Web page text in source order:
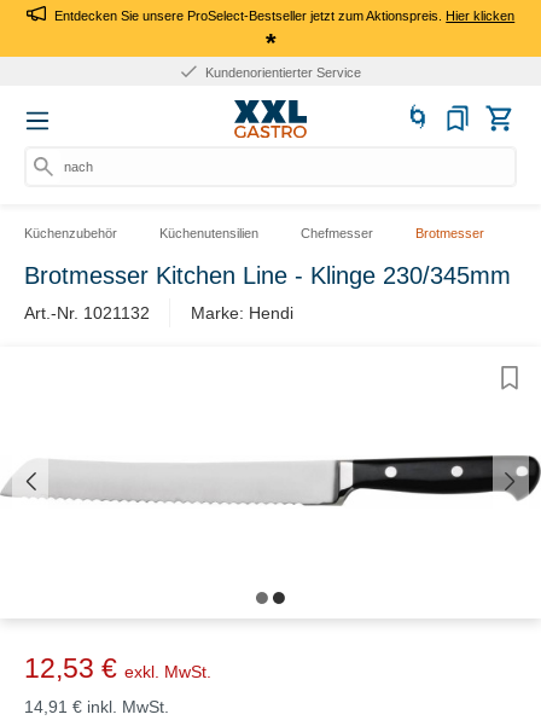
Entdecken Sie unsere ProSelect-Bestseller jetzt zum Aktionspreis.Hier klicken
*
Kundenorientierter Service
nach Pr
Küchenzubehör Küchenutensilien Chefmesser Brotmesser
Brotmesser Kitchen Line - Klinge 230/345mm
Art.-Nr. 1021132 Marke: Hendi
12,53 € exkl. MwSt.
14,91 € inkl. MwSt.